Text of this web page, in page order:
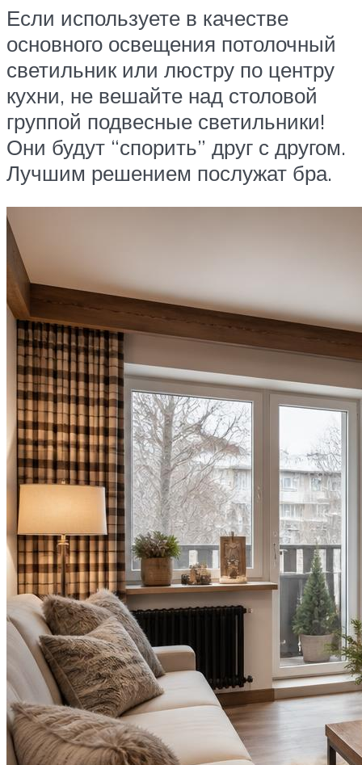
Если используете в качестве
основного освещения потолочный
светильник или люстру по центру
кухни, не вешайте над столовой
группой подвесные светильники!
Они будут “спорить” друг с другом.
Лучшим решением послужат бра.